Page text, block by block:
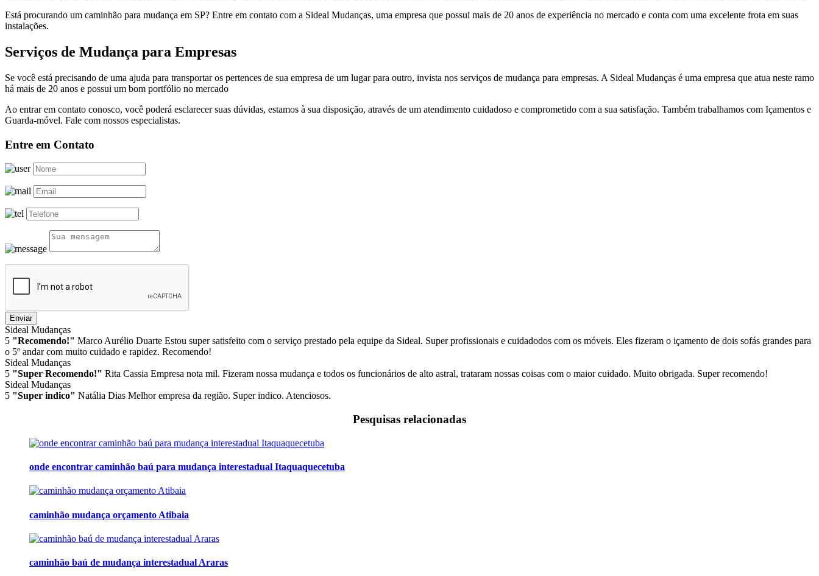
Está procurando um caminhão para mudança em SP? Entre em contato com a Sideal Mudanças, uma empresa que possui mais de 20 anos de experiência no mercado e conta com uma excelente frota em suas
instalações.
Serviços de Mudança para Empresas
Se você está precisando de uma ajuda para transportar os pertences de sua empresa de um lugar para outro, invista nos serviços de mudança para empresas. A Sideal Mudanças é uma empresa que atua neste ramo
há mais de 20 anos e possui um bom portfólio no mercado
Ao entrar em contato conosco, você poderá esclarecer suas dúvidas, estamos à sua disposição, através de um atendimento cuidadoso e comprometido com a sua satisfação. Também trabalhamos com Içamentos e
Guarda-móvel. Fale com nossos especialistas.
Entre em Contato
Enviar
Sideal Mudanças
5 "Recomendo!" Marco Aurélio Duarte Estou super satisfeito com o serviço prestado pela equipe da Sideal. Super profissionais e cuidadodos com os móveis. Eles fizeram o içamento de dois sofás grandes para
o 5º andar com muito cuidado e rapidez. Recomendo!
Sideal Mudanças
5 "Super Recomendo!" Rita Cassia Empresa nota mil. Fizeram nossa mudança e todos os funcionários de alto astral, trataram nossas coisas com o maior cuidado. Muito obrigada. Super recomendo!
Sideal Mudanças
5 "Super indico" Natália Dias Melhor empresa da região. Super indico. Atenciosos.
Pesquisas relacionadas
onde encontrar caminhão baú para mudança interestadual Itaquaquecetuba
caminhão mudança orçamento Atibaia
caminhão baú de mudança interestadual Araras